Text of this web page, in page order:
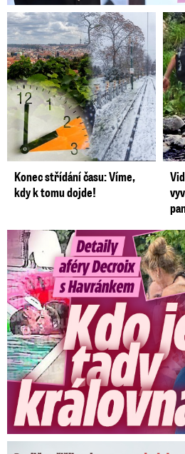
Konec střídání času: Víme,
kdy k tomu dojde!
Detaily aféry Decroix s Havránkem: